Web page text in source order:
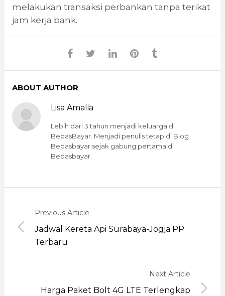
melakukan transaksi perbankan tanpa terikat
jam kerja bank.
ABOUT AUTHOR
Lisa Amalia
Lebih dari 3 tahun menjadi keluarga di
BebasBayar. Menjadi penulis tetap di Blog
Bebasbayar sejak gabung pertama di
Bebasbayar.
Previous Article
Jadwal Kereta Api Surabaya-Jogja PP
Terbaru
Next Article
Harga Paket Bolt 4G LTE Terlengkap